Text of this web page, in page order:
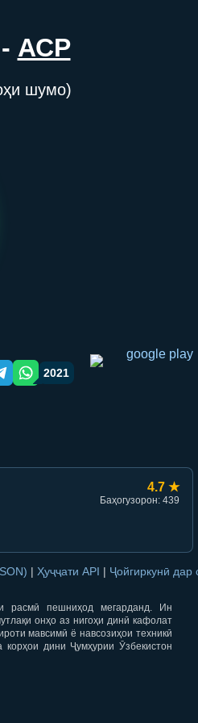
- АСР
шумо)
orqali ulashish
WhatsApp orqali ulashish
2021
4.7 ★
Баҳогузорон: 439
| Ҳуҷҷати API | Ҷойгиркунӣ
расмӣ пешниҳод мегарданд. Ин
онҳо аз нигоҳи динӣ кафолат
мавсимӣ ё навсозиҳои техникӣ
дини Ҷумҳурии Ӯзбекистон